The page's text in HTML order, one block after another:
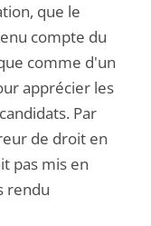
que le
compte du
comme d'un
apprécier les
Par
de droit en
pas mis en
rendu